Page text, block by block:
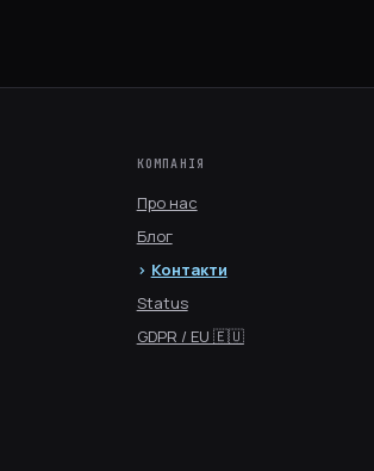
КОМПАНІЯ
Про нас
Блог
Контакти
Status
GDPR / EU 🇪🇺